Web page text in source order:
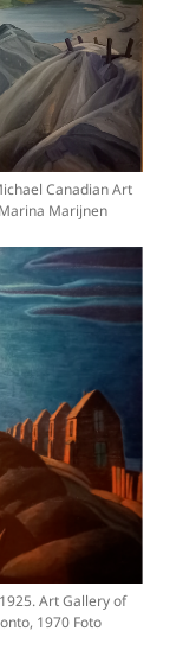
Canadian Art
Marijnen
Art Gallery of
1970 Foto